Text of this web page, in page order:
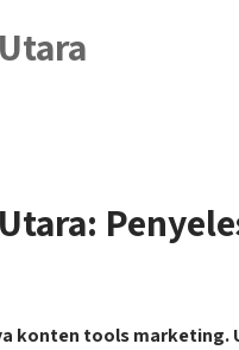
konten tools marketing.